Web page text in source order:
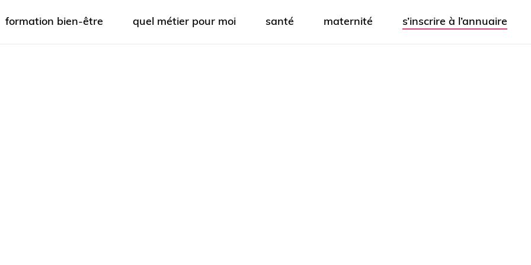
formation bien-être quel métier pour moi santé maternité s’inscrire à l’annuaire